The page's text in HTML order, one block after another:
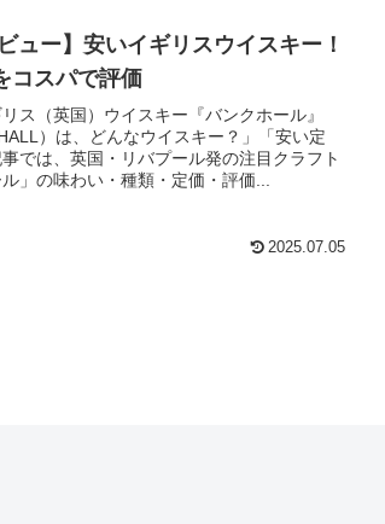
ュー】安いイギリスウイスキー！
コスパで評価
ス（英国）ウイスキー『バンクホール』
）は、どんなウイスキー？」「安い定
では、英国・リバプール発の注目クラフト
」の味わい・種類・定価・評価...
2025.07.05